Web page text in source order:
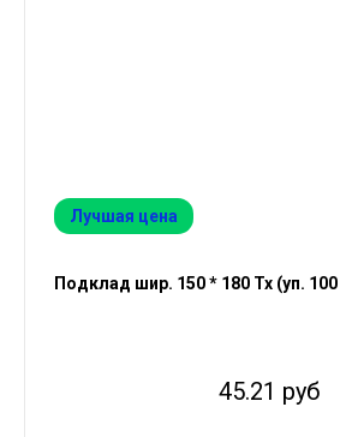
Лучшая цена
Подклад шир. 150 * 180 Тх (уп.
45.21 руб